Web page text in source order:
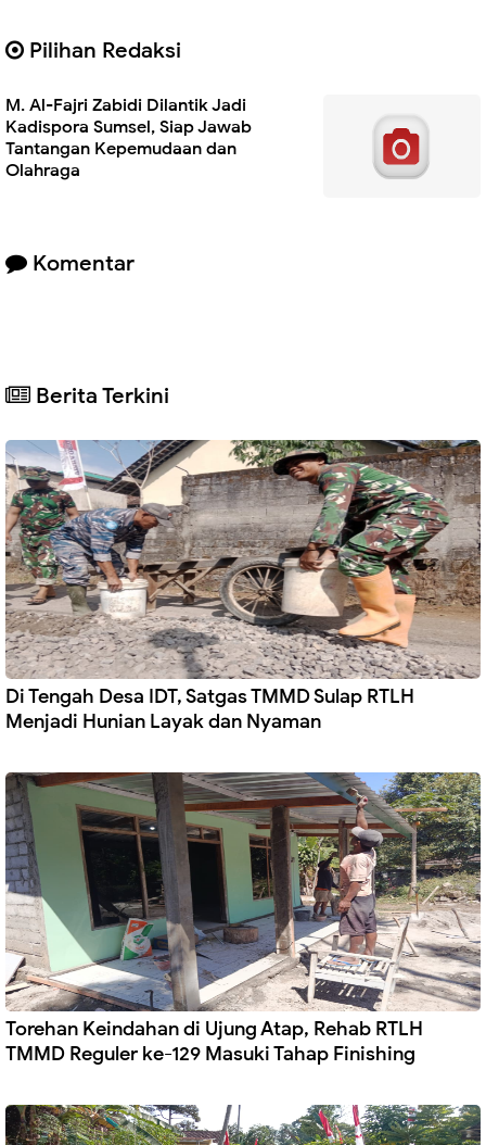
Pilihan Redaksi
M. Al-Fajri Zabidi Dilantik Jadi
Kadispora Sumsel, Siap Jawab
Tantangan Kepemudaan dan
Olahraga
Komentar
Berita Terkini
Di Tengah Desa IDT, Satgas TMMD Sulap RTLH
Menjadi Hunian Layak dan Nyaman
Torehan Keindahan di Ujung Atap, Rehab RTLH
TMMD Reguler ke-129 Masuki Tahap Finishing